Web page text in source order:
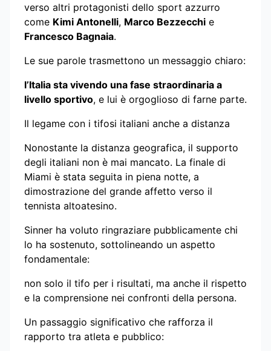
verso altri protagonisti dello sport azzurro
come Kimi Antonelli, Marco Bezzecchi e
Francesco Bagnaia.
Le sue parole trasmettono un messaggio chiaro:
l’Italia sta vivendo una fase straordinaria a
livello sportivo, e lui è orgoglioso di farne parte.
Il legame con i tifosi italiani anche a distanza
Nonostante la distanza geografica, il supporto
degli italiani non è mai mancato. La finale di
Miami è stata seguita in piena notte, a
dimostrazione del grande affetto verso il
tennista altoatesino.
Sinner ha voluto ringraziare pubblicamente chi
lo ha sostenuto, sottolineando un aspetto
fondamentale:
non solo il tifo per i risultati, ma anche il rispetto
e la comprensione nei confronti della persona.
Un passaggio significativo che rafforza il
rapporto tra atleta e pubblico: